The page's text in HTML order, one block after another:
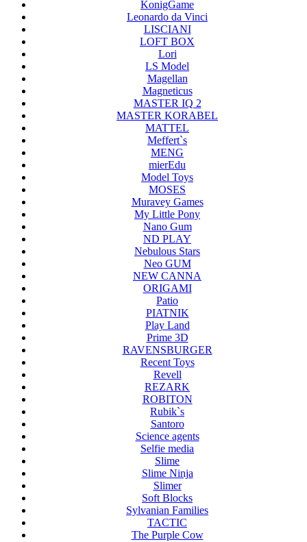
KonigGame
Leonardo da Vinci
LISCIANI
LOFT BOX
Lori
LS Model
Magellan
Magneticus
MASTER IQ 2
MASTER KORABEL
MATTEL
Meffert`s
MENG
mierEdu
Model Toys
MOSES
Muravey Games
My Little Pony
Nano Gum
ND PLAY
Nebulous Stars
Neo GUM
NEW CANNA
ORIGAMI
Patio
PIATNIK
Play Land
Prime 3D
RAVENSBURGER
Recent Toys
Revell
REZARK
ROBITON
Rubik`s
Santoro
Science agents
Selfie media
Slime
Slime Ninja
Slimer
Soft Blocks
Sylvanian Families
TACTIC
The Purple Cow